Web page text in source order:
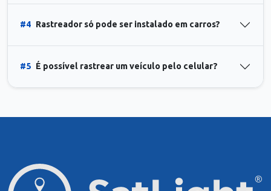
#4 Rastreador só pode ser instalado em carros?
#5 É possível rastrear um veículo pelo celular?